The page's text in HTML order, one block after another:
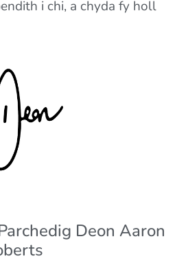
i chi, a chyda fy holl
Deon Aaron